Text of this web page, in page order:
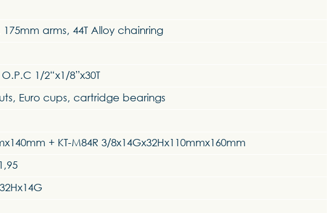
arms, 44T Alloy chainring
1/2“x1/8”x30T
Euro cups, cartridge bearings
+ KT-M84R 3/8x14Gx32Hx110mmx160mm